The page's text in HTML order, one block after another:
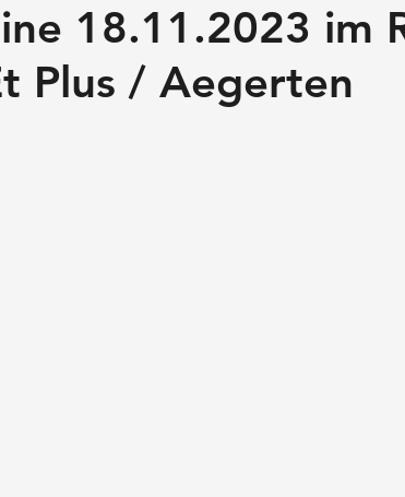
18.11.2023 im
Plus / Aegerten